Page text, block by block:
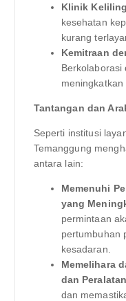
Klinik
kesehatan
kurang
Kemitraan
Berkolaborasi
Tantangan dan
Seperti institusi
Temanggung
antara lain:
Memenuhi
yang
permintaan
pertumbuhan
kesadaran.
Memelihara
dan
dan